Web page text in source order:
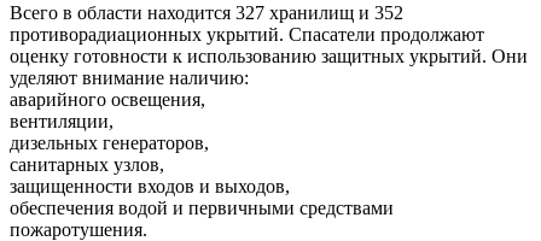
Всего в области находится 327 хранилищ и 352
противорадиационных укрытий. Спасатели продолжают
оценку готовности к использованию защитных укрытий. Они
уделяют внимание наличию:
аварийного освещения,
вентиляции,
дизельных генераторов,
санитарных узлов,
защищенности входов и выходов,
обеспечения водой и первичными средствами
пожаротушения.